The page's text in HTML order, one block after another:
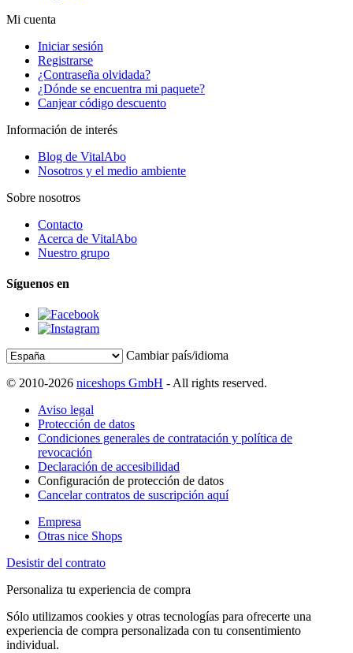
Mi cuenta
Iniciar sesión
Registrarse
¿Contraseña olvidada?
¿Dónde se encuentra mi paquete?
Canjear código descuento
Información de interés
Blog de VitalAbo
Nosotros y el medio ambiente
Sobre nosotros
Contacto
Acerca de VitalAbo
Nuestro grupo
Síguenos en
Cambiar país/idioma
© 2010-2026 niceshops GmbH - All rights reserved.
Aviso legal
Protección de datos
Condiciones generales de contratación y política de
revocación
Declaración de accesibilidad
Configuración de protección de datos
Cancelar contratos de suscripción aquí
Empresa
Otras nice Shops
Desistir del contrato
Personaliza tu experiencia de compra
Sólo utilizamos cookies y otras tecnologías para ofrecerte una
experiencia de compra personalizada con tu consentimiento
individual.